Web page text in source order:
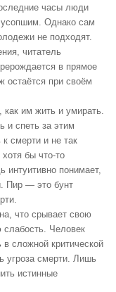
часы люди
усопшим. Однако сам
не подходят.
читатель
в прямое
остаётся при своём
им жить и умирать.
и спеть за этим
смерти и не так
бы что-то
интуитивно понимает,
Пир — это бунт
что срывает свою
слабость. Человек
сложной критической
угроза смерти. Лишь
истинные